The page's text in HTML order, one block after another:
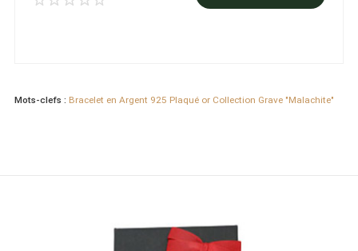
Mots-clefs : Bracelet en Argent 925 Plaqué or Collection Grave "Malachite"